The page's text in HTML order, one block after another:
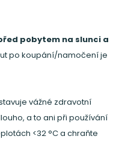
pobytem na slunci a
po koupání/namočení je
vážné zdravotní
a to ani při používání
<32 °C a chraňte